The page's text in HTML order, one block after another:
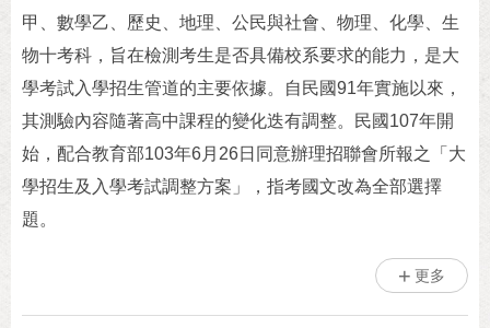
甲、數學乙、歷史、地理、公民與社會、物理、化學、生
物十考科，旨在檢測考生是否具備校系要求的能力，是大
學考試入學招生管道的主要依據。自民國91年實施以來，
其測驗內容隨著高中課程的變化迭有調整。民國107年開
始，配合教育部103年6月26日同意辦理招聯會所報之「大
學招生及入學考試調整方案」，指考國文改為全部選擇
題。
更多